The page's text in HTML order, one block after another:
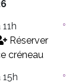
11h
Réserver
créneau
15h